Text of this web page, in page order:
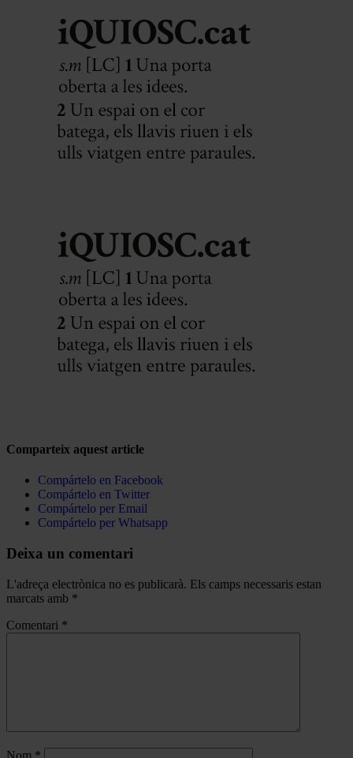
Comparteix aquest article
Compártelo en Facebook
Compártelo en Twitter
Compártelo per Email
Compártelo per Whatsapp
Deixa un comentari
L'adreça electrònica no es publicarà. Els camps necessaris estan
marcats amb *
Comentari *
Nom *